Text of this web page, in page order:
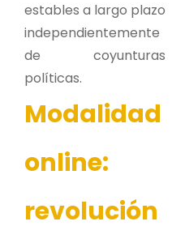
estables a largo plazo
independientemente
de coyunturas
políticas.
Modalidad
online:
revolución